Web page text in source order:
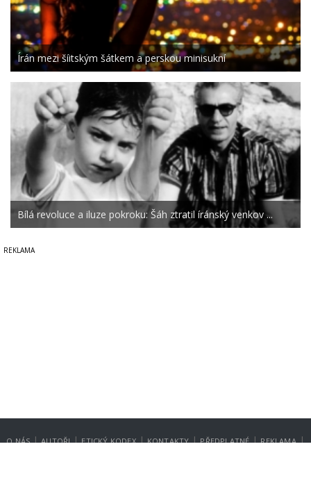
Írán mezi šíitským šátkem a perskou minisukní
Bílá revoluce a iluze pokroku: Šáh ztratil íránský venkov ...
O NÁS | AUTOŘI | ETICKÝ KODEX | KONTAKTY | PŘEDPLATNÉ | REKLAMA |